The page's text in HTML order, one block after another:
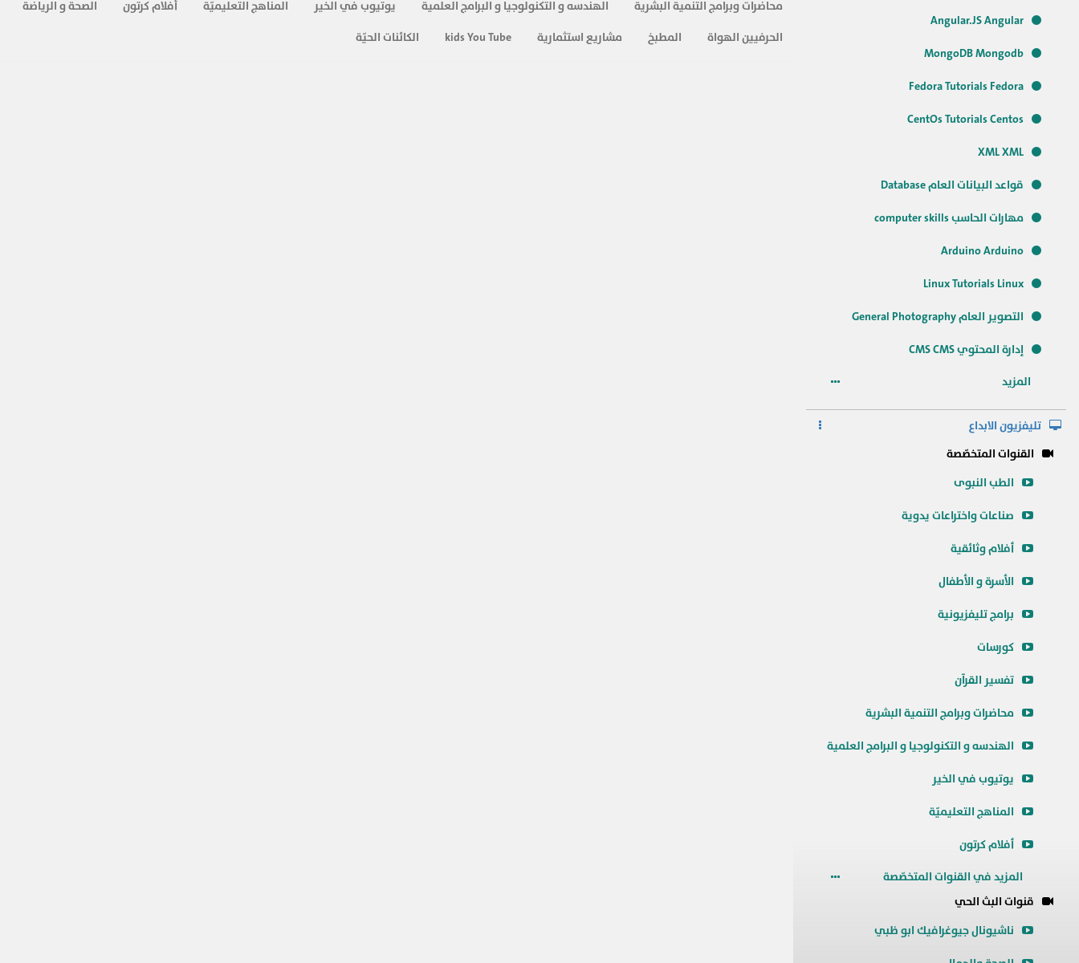
Angular.JS Angular
MongoDB Mongodb
Fedora Tutorials Fedora
CentOs Tutorials Centos
XML XML
قواعد البيانات العام Database
مهارات الحاسب computer skills
Arduino Arduino
Linux Tutorials Linux
التصوير العام General Photography
إدارة المحتوي CMS CMS
المزيد
تليفزيون الابداع
القنوات المتخصّصة
الطب النبوى
صناعات واختراعات يدوية
أفلام وثائقية
الأسرة و الأطفال
برامج تليفزيونية
كورسات
تفسير القرآن
محاضرات وبرامج التنمية البشرية
الهندسه و التكنولوجيا و البرامج العلمية
يوتيوب في الخير
المناهج التعليميّة
أفلام كرتون
المزيد في القنوات المتخصّصة
قنوات البث الحي
ناشيونال جيوغرافيك ابو ظبي
محاضرات وبرامج التنمية البشرية
الهندسه و التكنولوجيا و البرامج العلمية يوتيوب في الخير المناهج التعليميّة أفلام كرتون
الصحة و الرياضة
الحرفيين الهواة
المطبخ مشاريع استثمارية kids You Tube الكائنات الحيّة